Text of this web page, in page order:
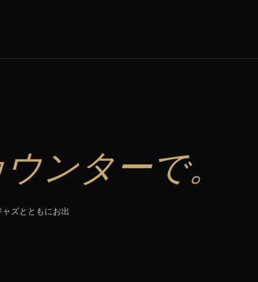
ンターで。
ズとともにお出